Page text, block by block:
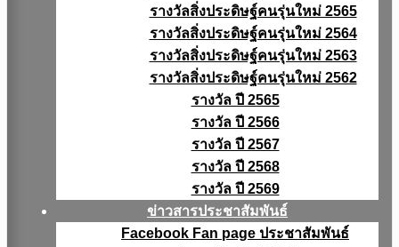
รางวัลสิ่งประดิษฐ์คนรุ่นใหม่ 2565
รางวัลสิ่งประดิษฐ์คนรุ่นใหม่ 2564
รางวัลสิ่งประดิษฐ์คนรุ่นใหม่ 2563
รางวัลสิ่งประดิษฐ์คนรุ่นใหม่ 2562
รางวัล ปี 2565
รางวัล ปี 2566
รางวัล ปี 2567
รางวัล ปี 2568
รางวัล ปี 2569
ข่าวสารประชาสัมพันธ์
Facebook Fan page ประชาสัมพันธ์